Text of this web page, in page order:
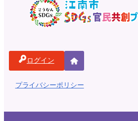
ログイン
ホ
ー
プライバシーポリシー